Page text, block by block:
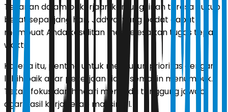
Tekanan dalam pekerjaan kemungkinan terasa cukup
berat sepanjang hari. Jadwal yang padat dapat
membuat Anda kesulitan menyelesaikan tugas tepat
waktu.
Karena itu, penting untuk menyusun prioritas dengan
lebih baik agar pekerjaan tidak semakin menumpuk.
Tetap fokus dan hindari menunda tanggung jawab
agar hasil kerja tetap maksimal.